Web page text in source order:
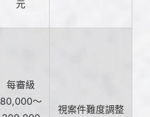
元
每審級
80,000～
視案件難度調整